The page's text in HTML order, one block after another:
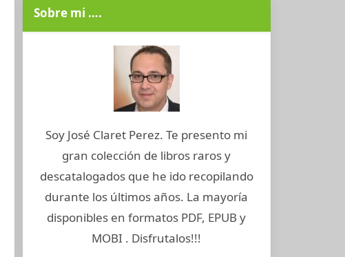
Sobre mi ….
Soy José Claret Perez. Te presento mi
gran colección de libros raros y
descatalogados que he ido recopilando
durante los últimos años. La mayoría
disponibles en formatos PDF, EPUB y
MOBI . Disfrutalos!!!